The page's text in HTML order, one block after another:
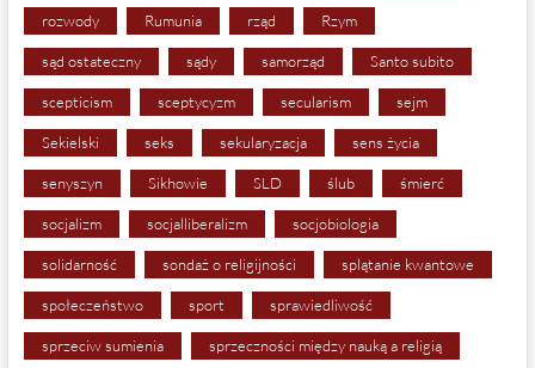
rozwody Rumunia rząd Rzym
sąd ostateczny sądy samorząd Santo subito
scepticism sceptycyzm secularism sejm
Sekielski seks sekularyzacja sens życia
senyszyn Sikhowie SLD ślub śmierć
socjalizm socjalliberalizm socjobiologia
solidarność sondaż o religijności splątanie kwantowe
społeczeństwo sport sprawiedliwość
sprzeciw sumienia sprzeczności między nauką a religią